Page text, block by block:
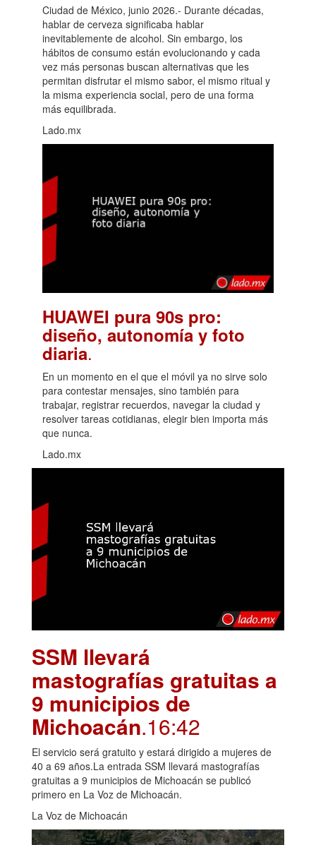
Ciudad de México, junio 2026.- Durante décadas,
hablar de cerveza significaba hablar
inevitablemente de alcohol. Sin embargo, los
hábitos de consumo están evolucionando y cada
vez más personas buscan alternativas que les
permitan disfrutar el mismo sabor, el mismo ritual y
la misma experiencia social, pero de una forma
más equilibrada.
Lado.mx
HUAWEI pura 90s pro:
diseño, autonomía y foto
diaria.
En un momento en el que el móvil ya no sirve solo
para contestar mensajes, sino también para
trabajar, registrar recuerdos, navegar la ciudad y
resolver tareas cotidianas, elegir bien importa más
que nunca.
Lado.mx
SSM llevará
mastografías gratuitas a
9 municipios de
Michoacán.16:42
El servicio será gratuito y estará dirigido a mujeres de
40 a 69 años.La entrada SSM llevará mastografías
gratuitas a 9 municipios de Michoacán se publicó
primero en La Voz de Michoacán.
La Voz de Michoacán